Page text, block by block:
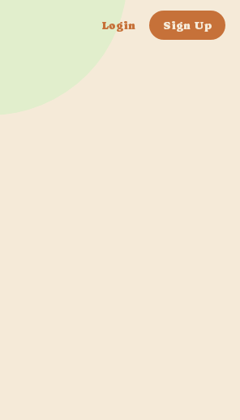
Login Sign Up